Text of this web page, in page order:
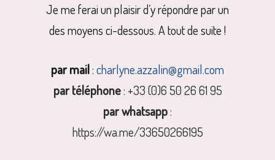
Je me ferai un plaisir d’y répondre par un
des moyens ci-dessous. A tout de suite !
par mail:charlyne.azzalin@gmail.com
par téléphone: +33 (0)6 50 26 61 95
par whatsapp:
https://wa.me/33650266195